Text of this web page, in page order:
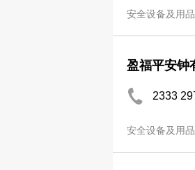
安全设备及用品
盈福平安钟
2333
安全设备及用品